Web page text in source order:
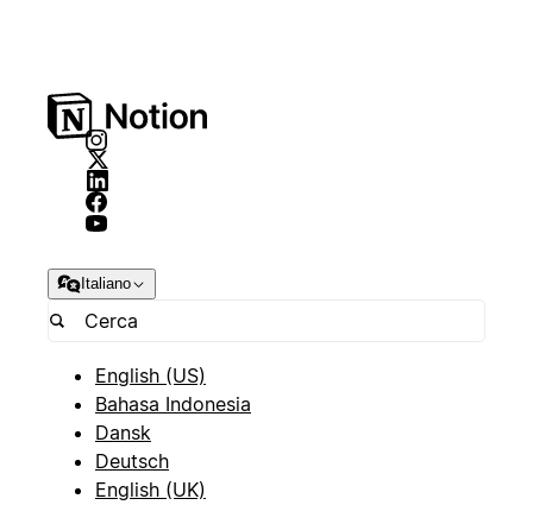
Italiano
English (US)
Bahasa Indonesia
Dansk
Deutsch
English (UK)